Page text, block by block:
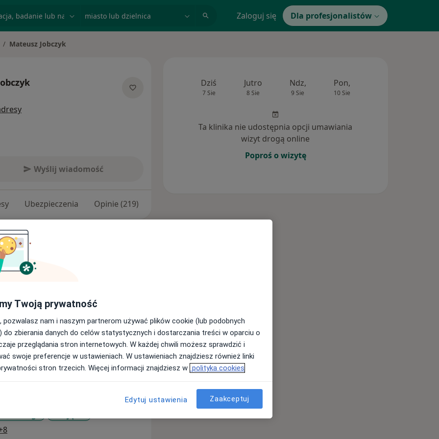
Zaloguj się Dla profesjonalistów
miasto
Mateusz Jobczyk
Wyślij wiadomość
Ubezpieczenia Opinie (219)
i Europejskiego Towarzystwa
laparoskopową ze szczególnym
rak prostaty, rak pęcherza
MEDICA ( prostatektomia radykalna
Ośrodkach krajowych i
) . Liczne konferencje o
& Robotics, Lipsk,
for Research into Cancer of the
laparoskopowej ( urologia ). Kurs
w Belgii.
a11y_sr_more_diseases
Dziś
7 Sie
Jutro
8 Sie
Ndz,
9 Sie
Pon,
10 Sie
Ta klinika nie udostępnia opcji umawiania
wizyt drogą online
Poproś o wizytę
Twoją prywatność
pozwalasz nam i naszym partnerom używać plików cookie (lub podobnych
do zbierania danych do celów statystycznych i dostarczania treści w oparciu o
przeglądania stron internetowych. W każdej chwili możesz sprawdzić i
swoje preferencje w ustawieniach. W ustawieniach znajdziesz również linki
stron trzecich. Więcej informacji znajdziesz w polityka cookies
Edytuj ustawienia Zaakceptuj